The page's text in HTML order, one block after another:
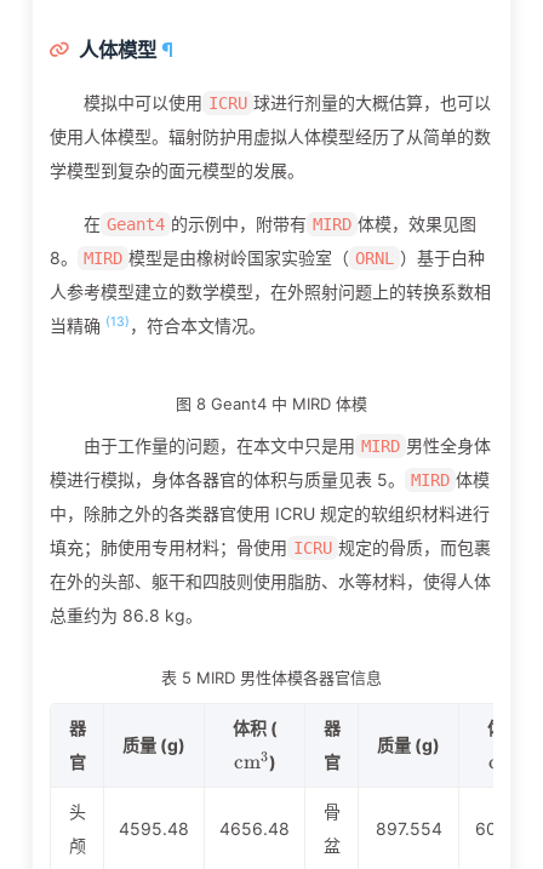
人体模型¶
模拟中可以使用 ICRU 球进行剂量的大概估算，也可以
使用人体模型。辐射防护用虚拟人体模型经历了从简单的数
学模型到复杂的面元模型的发展。
在 Geant4 的示例中，附带有 MIRD 体模，效果见图
8。
MIRD 模型是由橡树岭国家实验室（ ORNL
）基于白种
人参考模型建立的数学模型，在外照射问题上的转换系数相
当精确 (13) ，符合本文情况。
图 8 Geant4 中 MIRD 体模
由于工作量的问题，在本文中只是用 MIRD 男性全身体
模进行模拟，身体各器官的体积与质量见表 5。
MIRD 体模
中，除肺之外的各类器官使用 ICRU 规定的软组织材料进行
填充；肺使用专用材料；骨使用 ICRU 规定的骨质，而包裹
在外的头部、躯干和四肢则使用脂肪、水等材料，使得人体
总重约为 86.8 kg。
表 5 MIRD 男性体模各器官信息
器
官
质量 (g)
体积 (
\mathrm{cm^3}
cm3)
器
官
质量 (g)
体积 (
c
头
颅
4595.48 4656.48
骨
盆
897.554 603.925